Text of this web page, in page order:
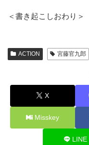
＜書き起こしおわり＞
ACTION 宮藤官九郎
X
Misskey
LINE